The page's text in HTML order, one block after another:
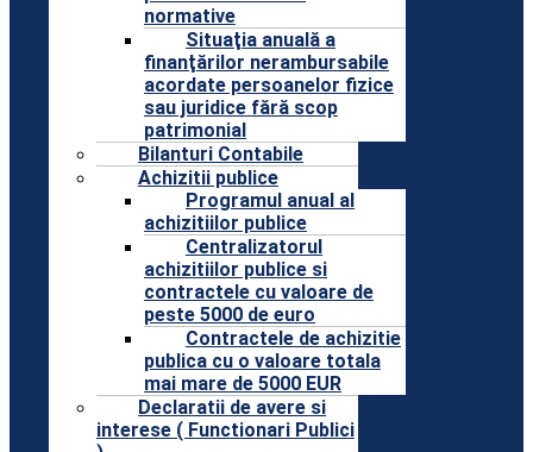
normative
Situaţia anuală a
finanţărilor nerambursabile
acordate persoanelor fizice
sau juridice fără scop
patrimonial
Bilanturi Contabile
Achizitii publice
Programul anual al
achizitiilor publice
Centralizatorul
achizitiilor publice si
contractele cu valoare de
peste 5000 de euro
Contractele de achizitie
publica cu o valoare totala
mai mare de 5000 EUR
Declaratii de avere si
interese ( Functionari Publici